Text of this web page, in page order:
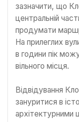
зазначити, що
центральній
продумати
На прилеглих
в години пік
вільного місця.
Відвідування
зануритися в